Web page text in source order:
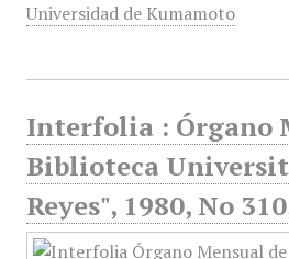
Universidad de Kumamoto
Interfolia : Órgano
Biblioteca
Reyes", 1980, No